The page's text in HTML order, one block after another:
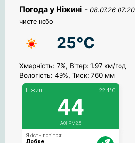
Погода у Ніжині - 08.07.26 07:20
чисте небо
25°C
Хмарність: 7%, Вітер: 1.97 км/год
Вологість: 49%, Тиск: 760 мм